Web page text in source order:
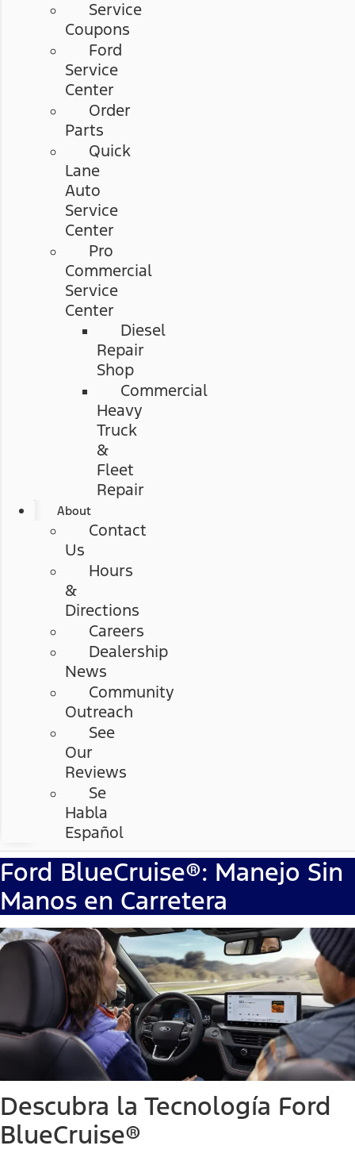
Service
Coupons
Ford
Service
Center
Order
Parts
Quick
Lane
Auto
Service
Center
Pro
Commercial
Service
Center
Diesel
Repair
Shop
Commercial
Heavy
Truck
&
Fleet
Repair
About
Contact
Us
Hours
&
Directions
Careers
Dealership
News
Community
Outreach
See
Our
Reviews
Se
Habla
Español
Ford BlueCruise®: Manejo Sin
Manos en Carretera
Descubra la Tecnología Ford
BlueCruise®